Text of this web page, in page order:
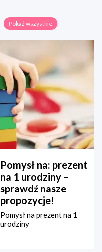
Pokaż wszystkie
Pomysł na: prezent
na 1 urodziny –
sprawdź nasze
propozycje!
Pomysł na prezent na 1
urodziny